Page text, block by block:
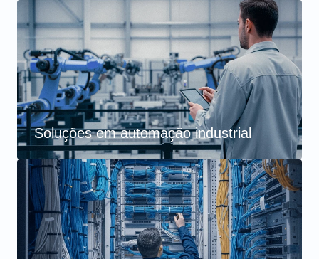
Soluções em automação industrial